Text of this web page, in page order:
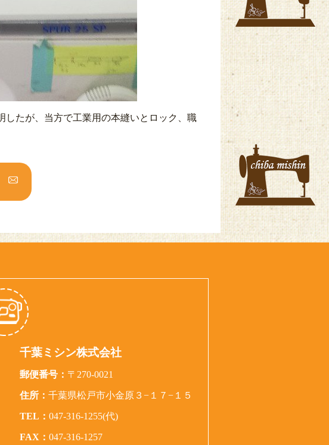
たが、当方で工業用の本縫いとロック、職
千葉ミシン株式会社
郵便番号： 〒270-0021
住所： 千葉県松戸市小金原３−１７−１５
TEL： 047-316-1255(代)
FAX： 047-316-1257